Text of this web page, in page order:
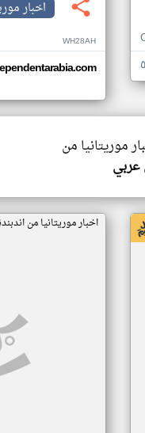
اخبار
WH28AH
موريتانيا من
اخبار موريتانيا من